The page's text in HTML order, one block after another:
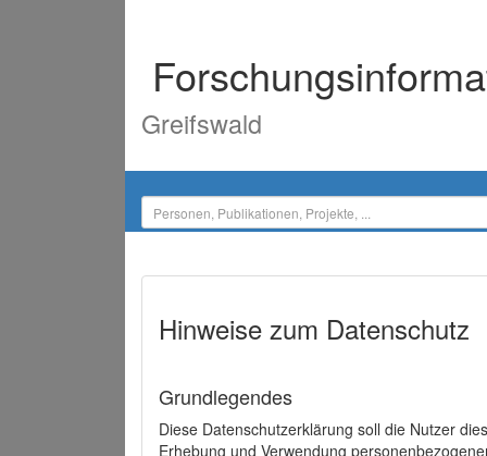
Greifswald
Hinweise zum Datenschutz
Grundlegendes
Diese Datenschutzerklärung soll die Nutzer
Erhebung und Verwendung